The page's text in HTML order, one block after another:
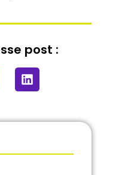
post :